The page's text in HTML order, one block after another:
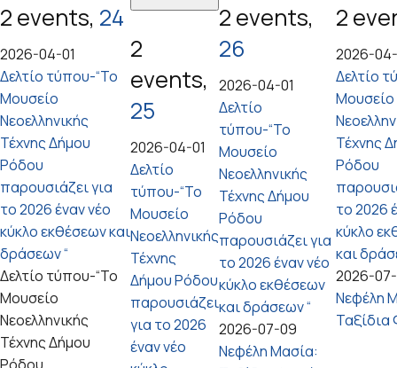
2 events, 24
2026-04-01
Δελτίο τύπου-“Το
Μουσείο
Νεοελληνικής
Τέχνης Δήμου
Ρόδου
παρουσιάζει για
το 2026 έναν νέο
κύκλο εκθέσεων και
δράσεων “
Δελτίο τύπου-“Το
Μουσείο
Νεοελληνικής
Τέχνης Δήμου
2
events,
25
2026-04-01
Δελτίο
τύπου-“Το
Μουσείο
Νεοελληνικής
Τέχνης
Δήμου Ρόδου
παρουσιάζει
για το 2026
έναν νέο
2 events,
26
2026-04-01
Δελτίο
τύπου-“Το
Μουσείο
Νεοελληνικής
Τέχνης Δήμου
Ρόδου
παρουσιάζει για
το 2026 έναν νέο
κύκλο εκθέσεων
και δράσεων “
2026-07-09
Νεφέλη Μασία:
2
2026-
Δελτίο
Μουσείο
Τέχνης
Ρόδου
το 2026
κύκλο
και
2026-
Νεφέλη